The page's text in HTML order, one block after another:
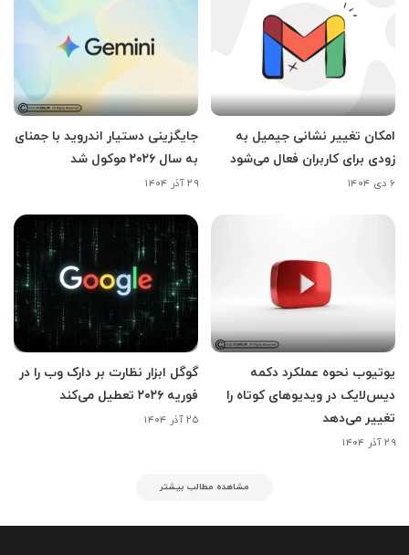
امکان تغییر نشانی جیمیل به
زودی برای کاربران فعال می‌شود
۶ دی ۱۴۰۴
جایگزینی دستیار اندروید با جمنای
به سال ۲۰۲۶ موکول شد
۲۹ آذر ۱۴۰۴
یوتیوب نحوه عملکرد دکمه
دیس‌لایک در ویدیوهای کوتاه را
تغییر می‌دهد
۲۹ آذر ۱۴۰۴
گوگل ابزار نظارت بر دارک وب را در
فوریه ۲۰۲۶ تعطیل می‌کند
۲۵ آذر ۱۴۰۴
مشاهده مطالب بیشتر